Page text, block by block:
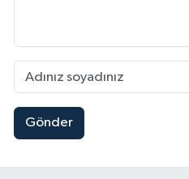
Gönder